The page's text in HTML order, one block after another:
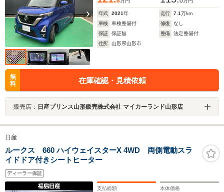
年式 2021年 走行 7.1万km
車検
車検整備付 修復
なし
保証
保証無 整備
法定整備付
住所
山形県山形市
無
料
在庫確認・見積依頼
販売店： 日産プリンス山形販売株式会社 マイカーランド山形店
日産
ルークス 660 ハイウェイスターX 4WD 両側電動スラ
イドドア付きシートヒーター
ディーラー保証
支払総額 本体価格